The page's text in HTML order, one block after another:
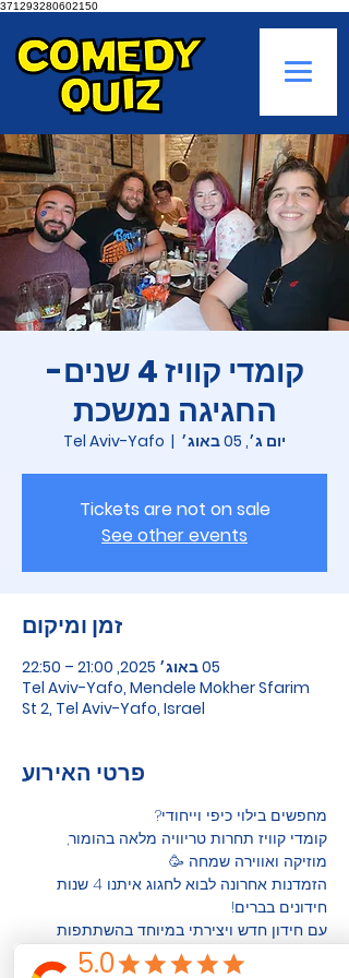
371293280602150
קומדי קוויז 4 שנים-
החגיגה נמשכת
יום ג׳, 05 באוג׳
  |
Tel Aviv-Yafo
Tickets are not on sale
See other events
זמן ומיקום
05 באוג׳ 2025, 21:00 – 22:50
Tel Aviv-Yafo, Mendele Mokher Sfarim
St 2, Tel Aviv-Yafo, Israel
פרטי האירוע
מחפשים בילוי כיפי וייחודי?
קומדי קוויז תחרות טריוויה מלאה בהומור,
מוזיקה ואווירה שמחה 🥳
הזמדנות אחרונה לבוא לחגוג איתנו 4 שנות
חידונים בברים!
עם חידון חדש ויצירתי במיוחד בהשתתפות
רבים מהמשתתפים והזוכים הגדולים שלנו